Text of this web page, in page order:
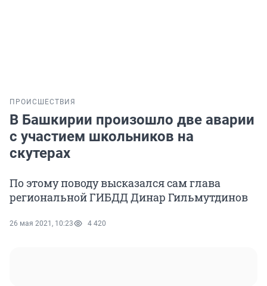
ПРОИСШЕСТВИЯ
В Башкирии произошло две аварии
с участием школьников на
скутерах
По этому поводу высказался сам глава
региональной ГИБДД Динар Гильмутдинов
26 мая 2021, 10:23 4 420